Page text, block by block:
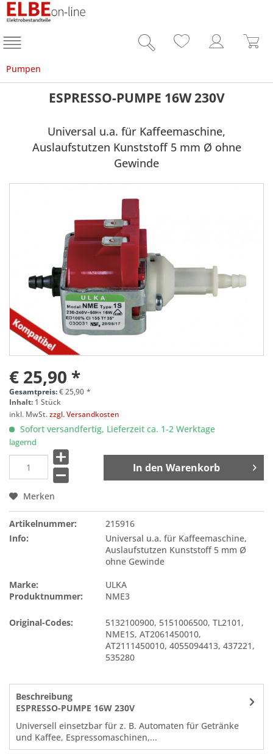
Pumpen
ESPRESSO-PUMPE 16W 230V
Universal u.a. für Kaffeemaschine,
Auslaufstutzen Kunststoff 5 mm Ø ohne
Gewinde
€ 25,90 *
Gesamtpreis:€25,90 *
Inhalt: 1 Stück
inkl. MwSt.zzgl. Versandkosten
Sofort versandfertig, Lieferzeit ca. 1-2 Werktage
lagernd
In den Warenkorb
Merken
Artikelnummer:
215916
Info:
Universal u.a. für Kaffeemaschine,
Auslaufstutzen Kunststoff 5 mm Ø
ohne Gewinde
Marke:
ULKA
Produktnummer:
NME3
Original-Codes: 5132100900, 5151006500,TL2101 ,
NME1S,AT2061450010,
AT2111450010,4055094413,437221 ,
535280
Beschreibung
ESPRESSO-PUMPE 16W 230V
Universell einsetzbar für z. B. Automaten für Getränke
und Kaffee, Espressomaschinen,...